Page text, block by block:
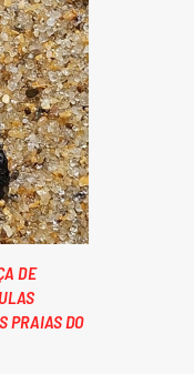
DE
PRAIAS DO